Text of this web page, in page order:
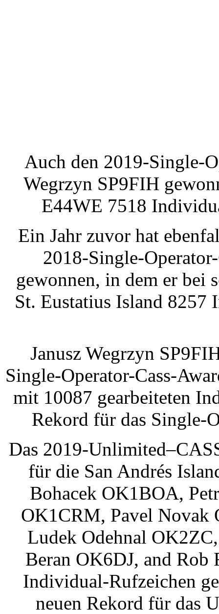
Auch den 2019-Single-
Wegrzyn SP9FIH
E44WE 7518
Ein Jahr zuvor hat
2018-Single-
gewonnen, in dem er bei
St. Eustatius Island 8257
Janusz Wegrzyn
Single-Operator-Cass-
mit 10087 gearbeiteten
Rekord für das Single-
Das 2019-
für die San Andrés
Bohacek OK1BOA,
OK1CRM, Pavel Novak
Ludek Odehnal
Beran OK6DJ, and Rob
Individual-Rufzeichen
neuen Rekord für das